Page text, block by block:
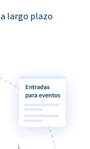
largo plazo